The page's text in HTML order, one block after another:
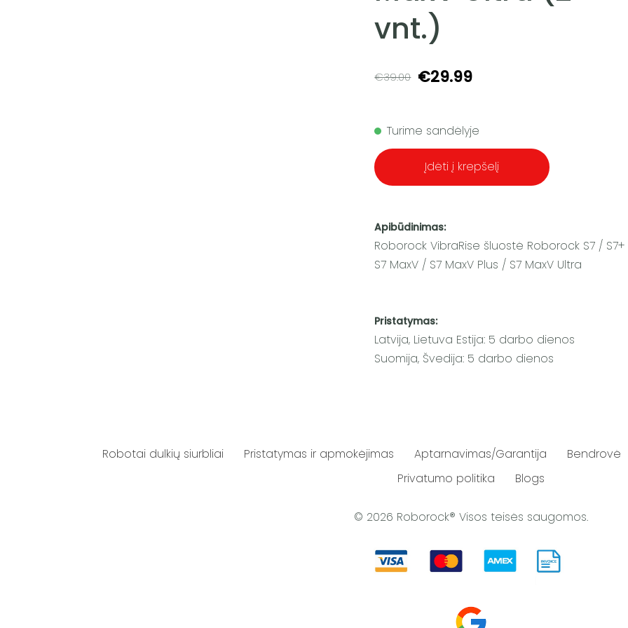
vnt.)
€39.00 €29.99
Turime sandėlyje
Įdėti į krepšelį
Apibūdinimas:
Roborock VibraRise šluostė Roborock S7 /
S7 MaxV / S7 MaxV Plus / S7 MaxV Ultra
Pristatymas:
Latvija, Lietuva Estija: 5 darbo dienos
Suomija, Švedija: 5 darbo dienos
Robotai dulkių siurbliai Pristatymas ir apmokėjimas Aptarnavimas/Garantija
Bendrovė
Privatumo politika
Blogs
© 2026 Roborock® Visos teisės saugomos.